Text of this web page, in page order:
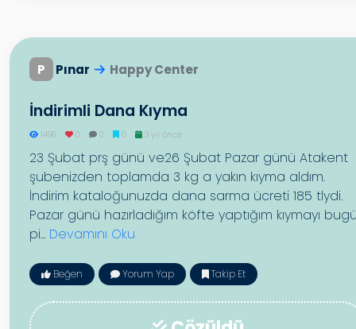
P Pınar Happy Center
İndirimli Dana Kıyma
1496 0 0 0 3 yıl önce
23 Şubat prş günü ve26 Şubat Pazar günü Atakent
şubenizden toplamda 3 kg a yakın kıyma aldım.
İndirim kataloğunuzda dana sarma ücreti 185 tlydi.
Pazar günü hazırladığım köfte yaptığım kıymayı
pi... Devamını Oku
Beğen Yorum Yap Takip Et